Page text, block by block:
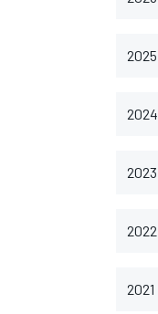
2025
2024
2023
2022
2021